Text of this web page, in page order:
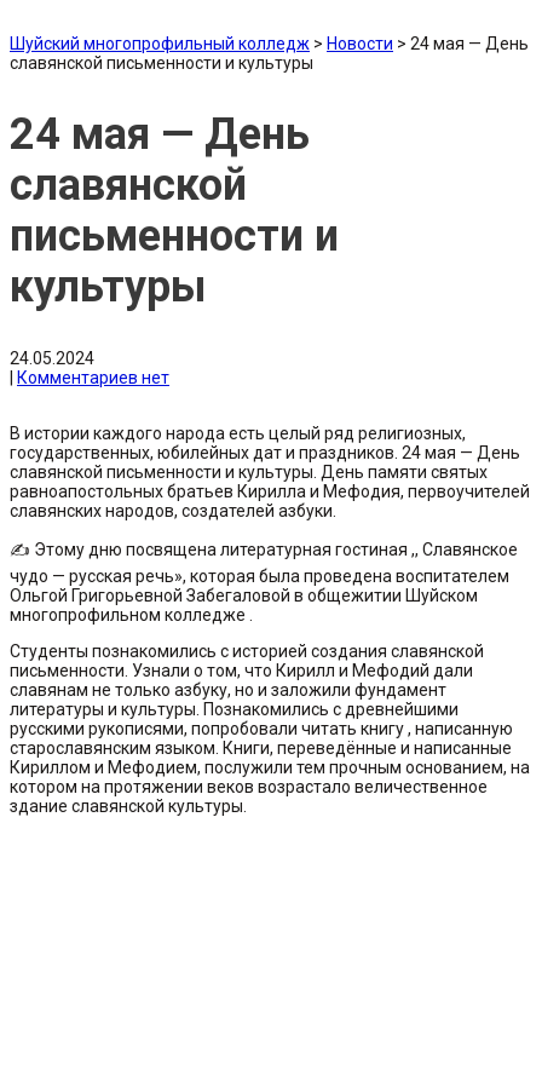
Шуйский многопрофильный колледж > Новости > 24 мая — День
славянской письменности и культуры
24 мая — День
славянской
письменности и
культуры
24.05.2024
Комментариев нет
В истории каждого народа есть целый ряд религиозных,
государственных, юбилейных дат и праздников. 24 мая — День
славянской письменности и культуры. День памяти святых
равноапостольных братьев Кирилла и Мефодия, первоучителей
славянских народов, создателей азбуки.
✍ Этому дню посвящена литературная гостиная ,, Славянское
чудо — русская речь», которая была проведена воспитателем
Ольгой Григорьевной Забегаловой в общежитии Шуйском
многопрофильном колледже .
Студенты познакомились с историей создания славянской
письменности. Узнали о том, что Кирилл и Мефодий дали
славянам не только азбуку, но и заложили фундамент
литературы и культуры. Познакомились с древнейшими
русскими рукописями, попробовали читать книгу , написанную
старославянским языком. Книги, переведённые и написанные
Кириллом и Мефодием, послужили тем прочным основанием, на
котором на протяжении веков возрастало величественное
здание славянской культуры.